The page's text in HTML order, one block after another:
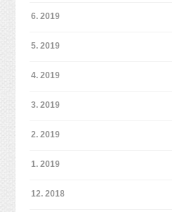
6. 2019
5. 2019
4. 2019
3. 2019
2. 2019
1. 2019
12. 2018